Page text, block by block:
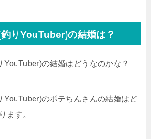
りYouTuber)の結婚は？
YouTuber)の結婚はどうなのかな？
YouTuber)のポテちんさんの結婚はど
ます。